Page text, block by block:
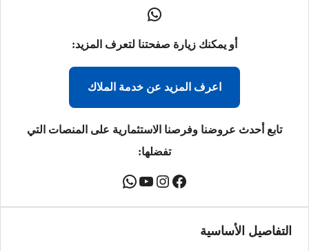
أو يمكنك زيارة صفحتنا لتعرف المزيد:
اعرف المزيد عن خدمة الملاك
تابع أحدث عروضنا وفرصنا الاستثمارية على المنصات التي
تفضلها:
التفاصيل الأساسية